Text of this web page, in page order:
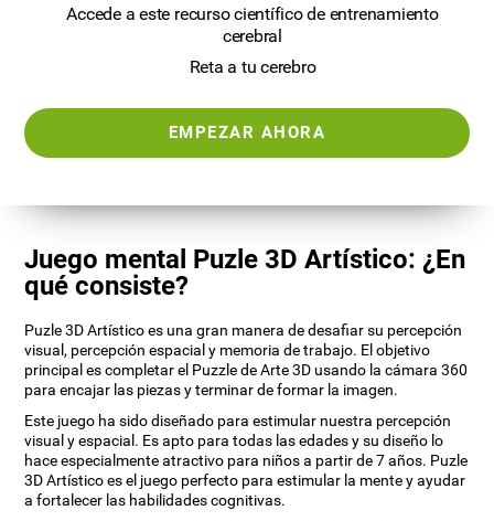
Accede a este recurso científico de entrenamiento
cerebral
Reta a tu cerebro
EMPEZAR AHORA
Juego mental Puzle 3D Artístico: ¿En
qué consiste?
Puzle 3D Artístico es una gran manera de desafiar su percepción
visual, percepción espacial y memoria de trabajo. El objetivo
principal es completar el Puzzle de Arte 3D usando la cámara 360
para encajar las piezas y terminar de formar la imagen.
Este juego ha sido diseñado para estimular nuestra percepción
visual y espacial. Es apto para todas las edades y su diseño lo
hace especialmente atractivo para niños a partir de 7 años. Puzle
3D Artístico es el juego perfecto para estimular la mente y ayudar
a fortalecer las habilidades cognitivas.